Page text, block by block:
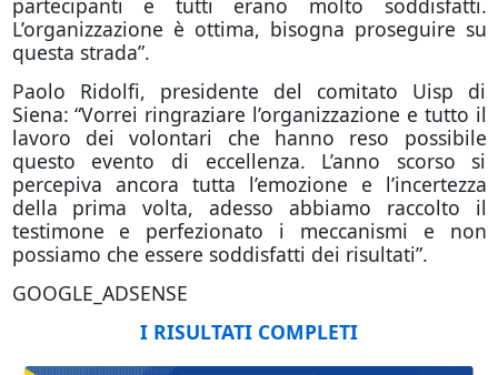
partecipanti e tutti erano molto soddisfatti.
L’organizzazione è ottima, bisogna proseguire su
questa strada”.
Paolo Ridolfi, presidente del comitato Uisp di
Siena: “Vorrei ringraziare l’organizzazione e tutto il
lavoro dei volontari che hanno reso possibile
questo evento di eccellenza. L’anno scorso si
percepiva ancora tutta l’emozione e l’incertezza
della prima volta, adesso abbiamo raccolto il
testimone e perfezionato i meccanismi e non
possiamo che essere soddisfatti dei risultati”.
GOOGLE_ADSENSE
I RISULTATI COMPLETI